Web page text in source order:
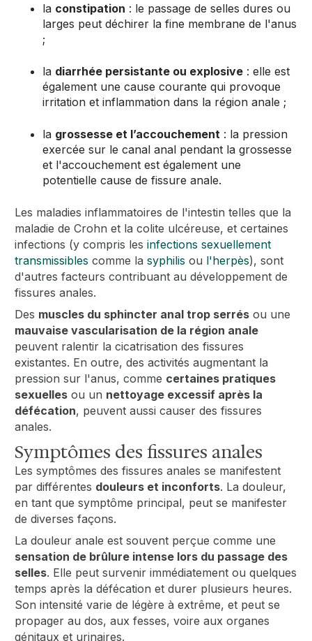
la constipation : le passage de selles dures ou
larges peut déchirer la fine membrane de l'anus
;
la diarrhée persistante ou explosive : elle est
également une cause courante qui provoque
irritation et inflammation dans la région anale ;
la grossesse et l’accouchement : la pression
exercée sur le canal anal pendant la grossesse
et l'accouchement est également une
potentielle cause de fissure anale.
Les maladies inflammatoires de l'intestin telles que la
maladie de Crohn et la colite ulcéreuse, et certaines
infections (y compris lesinfections sexuellement
transmissibles comme lasyphilis ou l'herpès), sont
d'autres facteurs contribuant au développement de
fissures anales.
Des muscles du sphincter anal trop serrés ou une
mauvaise vascularisation de la région anale
peuvent ralentir la cicatrisation des fissures
existantes. En outre, des activités augmentant la
pression sur l'anus, comme certaines pratiques
sexuelles ou un nettoyage excessif après la
défécation, peuvent aussi causer des fissures
anales.
Symptômes des fissures anales
Les symptômes des fissures anales se manifestent
par différentes douleurs et inconforts. La douleur,
en tant que symptôme principal, peut se manifester
de diverses façons.
La douleur anale est souvent perçue comme une
sensation de brûlure intense lors du passage des
selles. Elle peut survenir immédiatement ou quelques
temps après la défécation et durer plusieurs heures.
Son intensité varie de légère à extrême, et peut se
propager au dos, aux fesses, voire aux organes
génitaux et urinaires.